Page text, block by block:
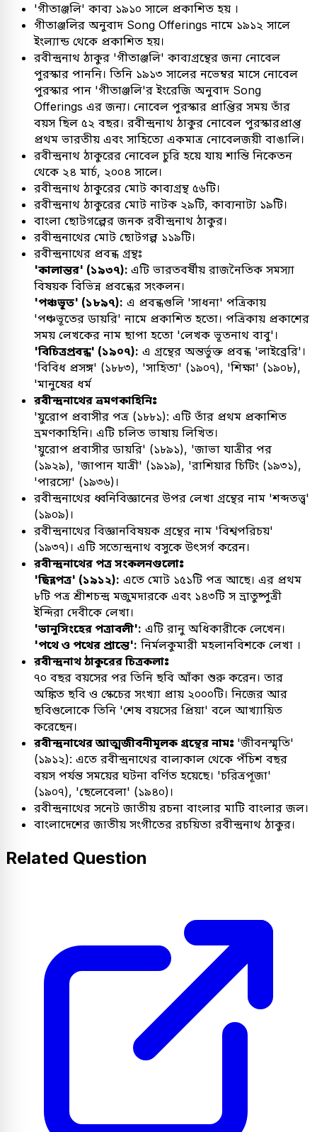
'গীতাঞ্জলি' কাব্য ১৯১০ সালে প্রকাশিত হয় ।
গীতাঞ্জলির অনুবাদ Song Offerings নামে ১৯১২ সালে
ইংল্যান্ড থেকে প্রকাশিত হয়।
রবীন্দ্রনাথ ঠাকুর 'গীতাঞ্জলি' কাব্যগ্রন্থের জন্য নোবেল
পুরস্কার পাননি। তিনি ১৯১৩ সালের নভেম্বর মাসে নোবেল
পুরস্কার পান 'গীতাঞ্জলি'র ইংরেজি অনুবাদ Song
Offerings এর জন্য। নোবেল পুরস্কার প্রাপ্তির সময় তাঁর
বয়স ছিল ৫২ বছর। রবীন্দ্রনাথ ঠাকুর নোবেল পুরস্কারপ্রাপ্ত
প্রথম ভারতীয় এবং সাহিত্যে একমাত্র নোবেলজয়ী বাঙালি।
রবীন্দ্রনাথ ঠাকুরের নোবেল চুরি হয়ে যায় শান্তি নিকেতন
থেকে ২৪ মার্চ, ২০০৪ সালে।
রবীন্দ্রনাথ ঠাকুরের মোট কাব্যগ্রন্থ ৫৬টি।
রবীন্দ্রনাথ ঠাকুরের মোট নাটক ২৯টি, কাব্যনাট্য ১৯টি।
বাংলা ছোটগল্পের জনক রবীন্দ্রনাথ ঠাকুর।
রবীন্দ্রনাথের মোট ছোটগল্প ১১৯টি।
রবীন্দ্রনাথের প্রবন্ধ গ্রন্থঃ
'কালান্তর' (১৯৩৭): এটি ভারতবর্ষীয় রাজনৈতিক সমস্যা
বিষয়ক বিভিন্ন প্রবন্ধের সংকলন।
'পঞ্চভূত' (১৮৯৭): এ প্রবন্ধগুলি 'সাধনা' পত্রিকায়
'পঞ্চভূতের ডায়রি' নামে প্রকাশিত হতো। পত্রিকায় প্রকাশের
সময় লেখকের নাম ছাপা হতো 'লেখক ভূতনাথ বাবু'।
'বিচিত্রপ্রবন্ধ' (১৯০৭): এ গ্রন্থের অন্তর্ভুক্ত প্রবন্ধ 'লাইব্রেরি'।
'বিবিধ প্রসঙ্গ' (১৮৮৩), 'সাহিত্য' (১৯০৭), 'শিক্ষা' (১৯০৮),
'মানুষের ধর্ম
রবীন্দ্রনাথের ভ্রমণকাহিনিঃ
'য়ুরোপ প্রবাসীর পত্র (১৮৮১): এটি তাঁর প্রথম প্রকাশিত
ভ্রমণকাহিনি। এটি চলিত ভাষায় লিখিত।
'য়ুরোপ প্রবাসীর ডায়রি' (১৮৯১), 'জাভা যাত্রীর পর
(১৯২৯), 'জাপান যাত্রী' (১৯১৯), 'রাশিয়ার চিটিং (১৯৩১),
'পারস্যে' (১৯৩৬)।
রবীন্দ্রনাথের ধ্বনিবিজ্ঞানের উপর লেখা গ্রন্থের নাম 'শব্দতত্ত্ব'
(১৯০৯)।
রবীন্দ্রনাথের বিজ্ঞানবিষয়ক গ্রন্থের নাম 'বিশ্বপরিচয়'
(১৯৩৭)। এটি সত্যেন্দ্রনাথ বসুকে উৎসর্গ করেন।
রবীন্দ্রনাথের পত্র সংকলনগুলোঃ
'ছিন্নপত্র' (১৯১২): এতে মোট ১৫১টি পত্র আছে। এর প্রথম
৮টি পত্র শ্রীশচন্দ্র মজুমদারকে এবং ১৪৩টি স ভ্রাতুষ্পুত্রী
ইন্দিরা দেবীকে লেখা।
'ভানুসিংহের পত্রাবলী': এটি রানু অধিকারীকে লেখেন।
'পথে ও পথের প্রান্তে': নির্মলকুমারী মহলানবিশকে লেখা ।
রবীন্দ্রনাথ ঠাকুরের চিত্রকলাঃ
৭০ বছর বয়সের পর তিনি ছবি আঁকা শুরু করেন। তার
অঙ্কিত ছবি ও স্কেচের সংখ্যা প্রায় ২০০০টি। নিজের আর
ছবিগুলোকে তিনি 'শেষ বয়সের প্রিয়া' বলে আখ্যায়িত
করেছেন।
রবীন্দ্রনাথের আত্মজীবনীমূলক গ্রন্থের নামঃ 'জীবনস্মৃতি'
(১৯১২): এতে রবীন্দ্রনাথের বাল্যকাল থেকে পঁচিশ বছর
বয়স পর্যন্ত সময়ের ঘটনা বর্ণিত হয়েছে। 'চরিত্রপূজা'
(১৯০৭), 'ছেলেবেলা' (১৯৪০)।
রবীন্দ্রনাথের সনেট জাতীয় রচনা বাংলার মাটি বাংলার জল।
বাংলাদেশের জাতীয় সংগীতের রচয়িতা রবীন্দ্রনাথ ঠাকুর।
Related Question